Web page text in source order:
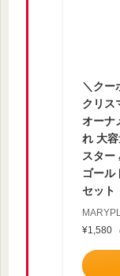
＼クー
クリス
オーナ
れ 大
スター
ゴール
セット
¥1,580